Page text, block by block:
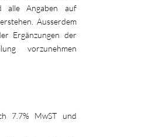
alle Angaben auf
Ausserdem
Ergänzungen der
vorzunehmen
7.7% MwST und